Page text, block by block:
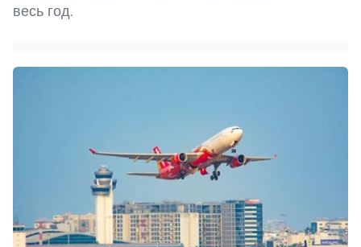
весь год.